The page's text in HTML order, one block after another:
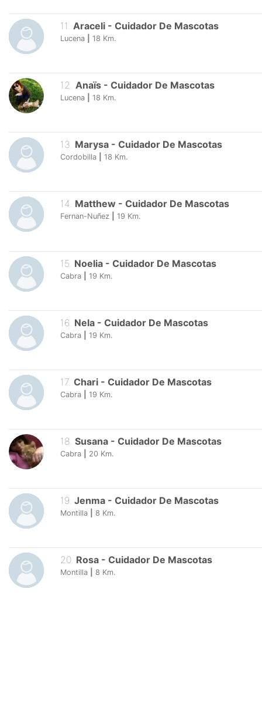
11 Araceli - Cuidador De Mascotas
Lucena 18 Km.
12 Anaïs - Cuidador De Mascotas
Lucena 18 Km.
13. Marysa - Cuidador De Mascotas
Cordobilla 18 Km.
14. Matthew - Cuidador De Mascotas
Fernan-Nuñez 19 Km.
15 Noelia - Cuidador De Mascotas
Cabra 19 Km.
16 Nela - Cuidador De Mascotas
Cabra 19 Km.
17. Chari - Cuidador De Mascotas
Cabra 19 Km.
18. Susana - Cuidador De Mascotas
Cabra 20 Km.
19. Jenma - Cuidador De Mascotas
Montilla 8 Km.
20. Rosa - Cuidador De Mascotas
Montilla 8 Km.